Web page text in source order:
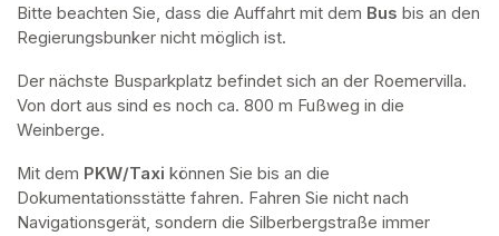
Bitte beachten Sie, dass die Auffahrt mit dem Bus bis an den
Regierungsbunker nicht möglich ist.
Der nächste Busparkplatz befindet sich an der Roemervilla.
Von dort aus sind es noch ca. 800 m Fußweg in die
Weinberge.
Mit dem PKW/Taxi können Sie bis an die
Dokumentationsstätte fahren. Fahren Sie nicht nach
Navigationsgerät, sondern die Silberbergstraße immer